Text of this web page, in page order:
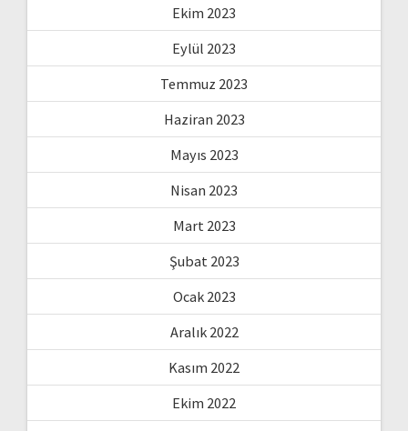
Ekim 2023
Eylül 2023
Temmuz 2023
Haziran 2023
Mayıs 2023
Nisan 2023
Mart 2023
Şubat 2023
Ocak 2023
Aralık 2022
Kasım 2022
Ekim 2022